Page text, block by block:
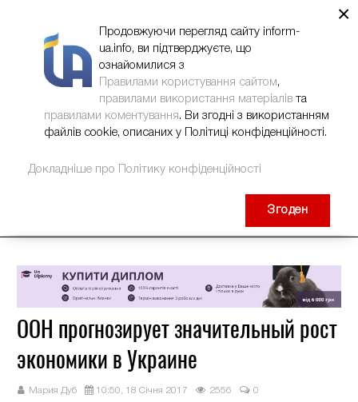
ООН прогнозирует значительный рост
экономики в Украине
Мария Дуб 10:50, 18 Січня 2017 2556 0
×
Продовжуючи перегляд сайту inform-
ua.info, ви підтверджуєте, що
ознайомилися з
Правилами користування сайтом,
правилами використання матеріалів та
правилами коментування. Ви згодні з використанням
файлів cookie, описаних у Політиці конфіденційності.
Докладніше про Політику конфіденційності
Згоден